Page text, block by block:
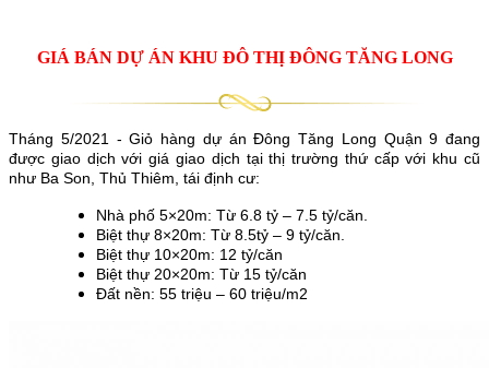
GIÁ BÁN DỰ ÁN KHU ĐÔ THỊ ĐÔNG TĂNG LONG
Tháng 5/2021 - Giỏ hàng dự án Đông Tăng Long Quận 9 đang
được giao dịch với giá giao dịch tại thị trường thứ cấp với khu cũ
như Ba Son, Thủ Thiêm, tái định cư:
Nhà phố 5×20m: Từ 6.8 tỷ – 7.5 tỷ/căn.
Biệt thự 8×20m: Từ 8.5tỷ – 9 tỷ/căn.
Biệt thự 10×20m: 12 tỷ/căn
Biệt thự 20×20m: Từ 15 tỷ/căn
Đất nền: 55 triệu – 60 triệu/m2